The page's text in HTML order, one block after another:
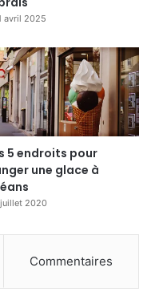
, JGRELET
Gong
avril 2025
5 endroits pour
une glace à
2020
Commentaires